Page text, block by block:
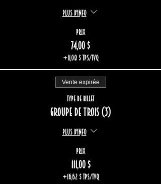
Plus d'info
Prix
74,00 $
+11,08 $ TPS/TVQ
Vente expirée
Type de billet
Groupe de trois (3)
Plus d'info
Prix
111,00 $
+16,62 $ TPS/TVQ